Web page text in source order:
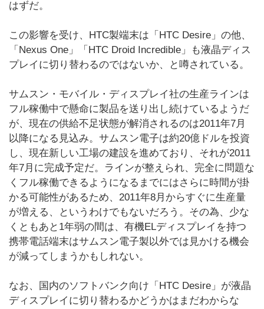
はずだ。
この影響を受け、HTC製端末は「HTC Desire」の他、
「Nexus One」「HTC Droid Incredible」も液晶ディス
プレイに切り替わるのではないか、と噂されている。
サムスン・モバイル・ディスプレイ社の生産ラインは
フル稼働中で懸命に製品を送り出し続けているようだ
が、現在の供給不足状態が解消されるのは2011年7月
以降になる見込み。サムスン電子は約20億ドルを投資
し、現在新しい工場の建設を進めており、それが2011
年7月に完成予定だ。ラインが整えられ、完全に問題な
くフル稼働できるようになるまでにはさらに時間が掛
かる可能性があるため、2011年8月からすぐに生産量
が増える、というわけでもないだろう。その為、少な
くともあと1年弱の間は、有機ELディスプレイを持つ
携帯電話端末はサムスン電子製以外では見かける機会
が減ってしまうかもしれない。
なお、国内のソフトバンク向け「HTC Desire」が液晶
ディスプレイに切り替わるかどうかはまだわからな